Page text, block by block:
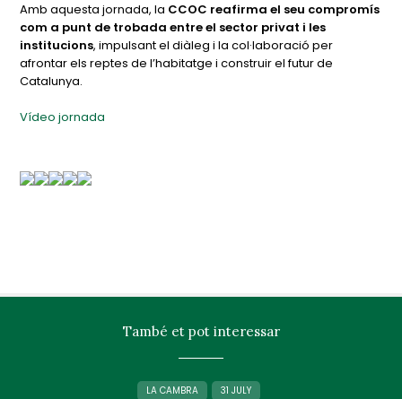
Amb aquesta jornada, la CCOC reafirma el seu compromís
com a punt de trobada entre el sector privat i les
institucions, impulsant el diàleg i la col·laboració per
afrontar els reptes de l’habitatge i construir el futur de
Catalunya.
Vídeo jornada
També et pot interessar
LA CAMBRA 31 JULY